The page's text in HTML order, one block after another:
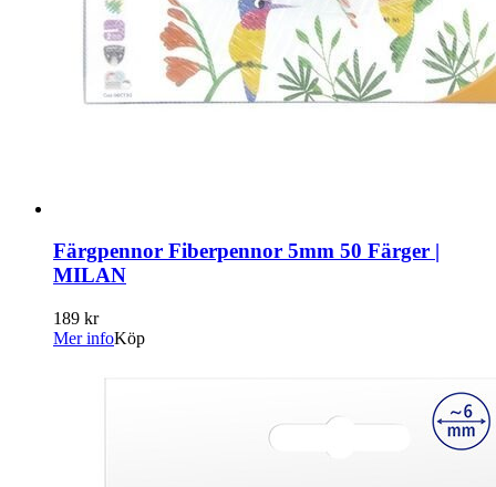
Färgpennor Fiberpennor 5mm 50 Färger |
MILAN
189 kr
Mer infoKöp